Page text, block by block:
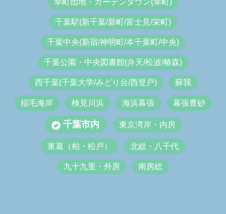
幸町団地・ガーデンタウン(幸町)
千葉駅(新千葉/新町/富士見/栄町)
千葉中央(新宿/神明町/本千葉町/中央)
千葉公園・中央図書館(弁天/松波/椿森)
西千葉(千葉大学/みどり台/西登戸) 蘇我
稲毛海岸 検見川浜 海浜幕張 幕張豊砂
千葉市内 東京湾岸・内房
東葛（柏・松戸） 北総・八千代
九十九里・外房 南房総